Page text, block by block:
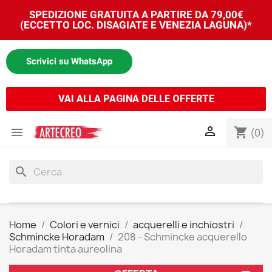
SPEDIZIONE GRATUITA A PARTIRE DA 79,00€
(ECCETTO LOC. DISAGIATE E VENEZIA LAGUNA)*
Scrivici su WhatsApp
VAI ALLA PAGINA DELLE OFFERTE
 shopping_cart (0)

search
Home Colori e vernici
acquerelli e inchiostri
Schmincke Horadam
208 - Schmincke acquerello
Horadam tinta aureolina